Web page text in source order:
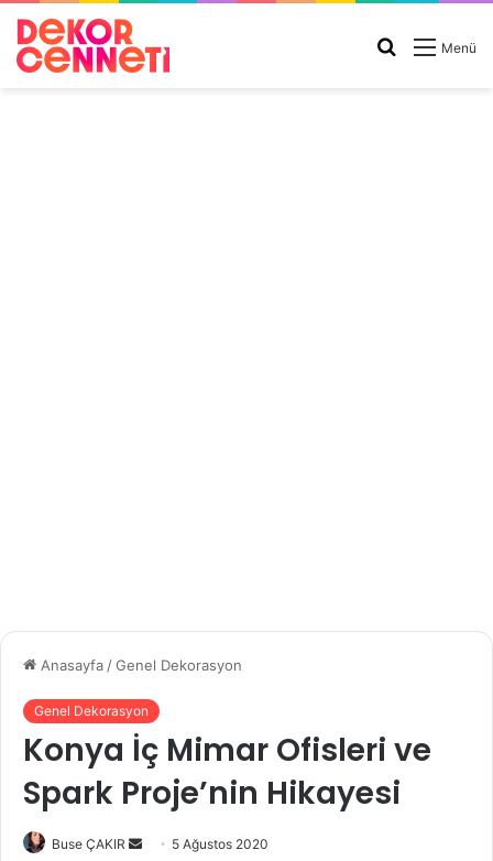
Menü
Arama
Anasayfa /Genel Dekorasyon
Genel Dekorasyon
Konya İç Mimar Ofisleri ve
Spark Proje’nin Hikayesi
Buse ÇAKIR
Bir
5 Ağustos 2020